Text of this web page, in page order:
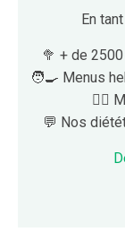
En
🥦 + de
🧑‍🍳 Menus
👩‍⚕️
💬 Nos